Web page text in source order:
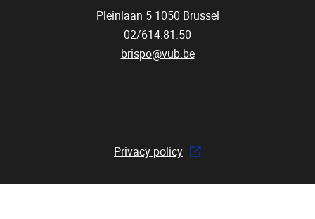
Pleinlaan 5 1050 Brussel
02/614.81.50
brispo@vub.be
Privacy policy